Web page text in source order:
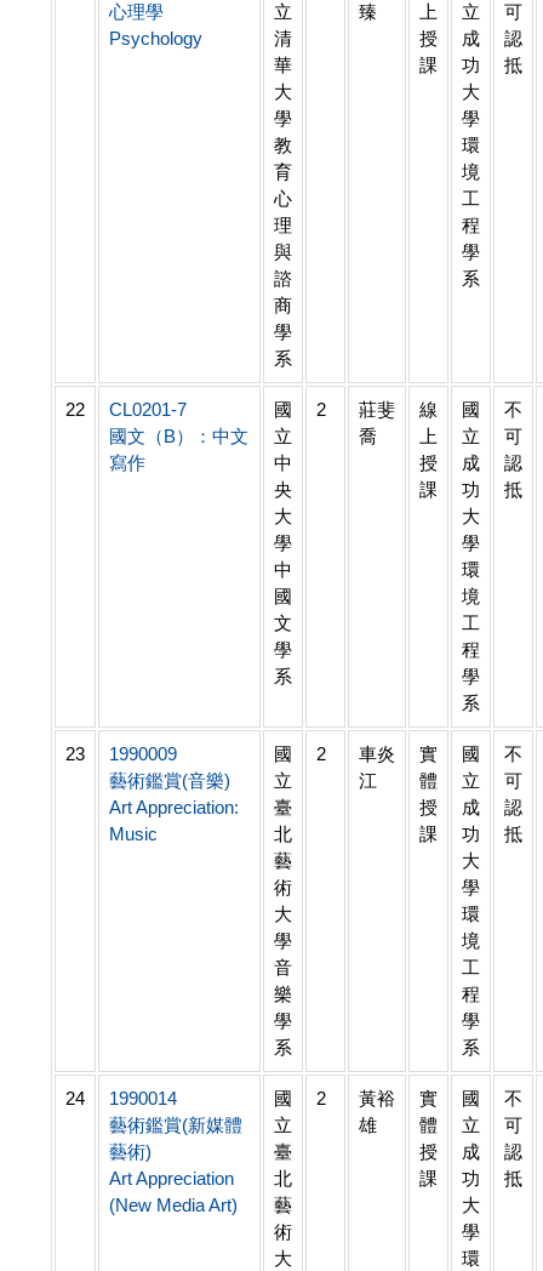
心理學
Psychology
立
清
華
大
學
教
育
心
理
與
諮
商
學
系
臻
上
授
課
立
成
功
大
學
環
境
工
程
學
系
可
認
抵
22
CL0201-7
國文（B）：中文
寫作
國
立
中
央
大
學
中
國
文
學
系
2
莊斐
喬
線
上
授
課
國
立
成
功
大
學
環
境
工
程
學
系
不
可
認
抵
23
1990009
藝術鑑賞(音樂)
Art Appreciation:
Music
國
立
臺
北
藝
術
大
學
音
樂
學
系
2
車炎
江
實
體
授
課
國
立
成
功
大
學
環
境
工
程
學
系
不
可
認
抵
24
1990014
藝術鑑賞(新媒體
藝術)
Art Appreciation
(New Media Art)
國
立
臺
北
藝
術
大
2
黃裕
雄
實
體
授
課
國
立
成
功
大
學
環
不
可
認
抵